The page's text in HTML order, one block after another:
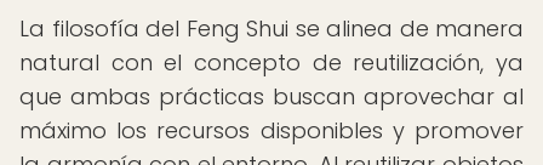
La filosofía del Feng Shui se alinea de manera
natural con el concepto de reutilización, ya
que ambas prácticas buscan aprovechar al
máximo los recursos disponibles y promover